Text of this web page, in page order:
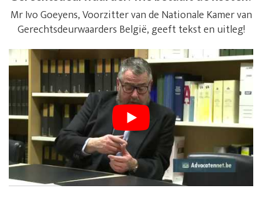
Mr Ivo Goeyens, Voorzitter van de Nationale Kamer van
Gerechtsdeurwaarders België, geeft tekst en uitleg!